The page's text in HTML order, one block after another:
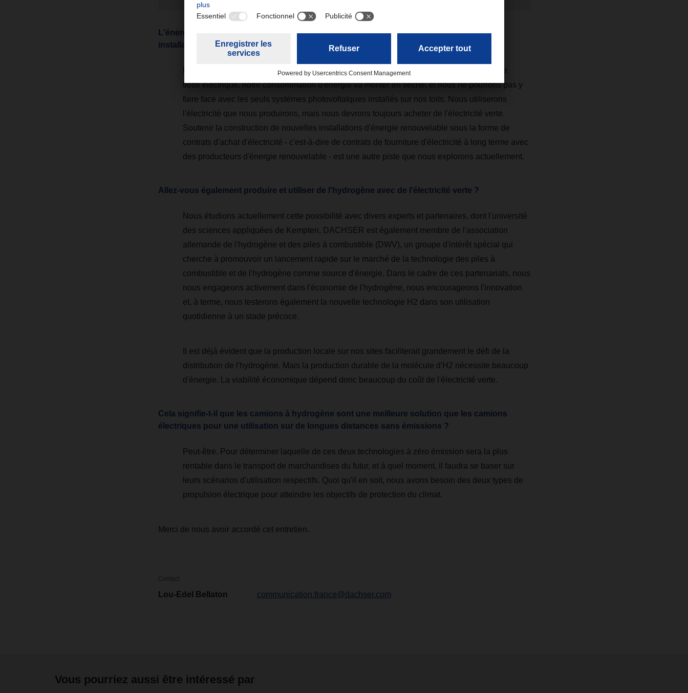
L'énergie produite les jours ensoleillés est-elle suffisante pour couvrir la demande de vos
installations, en particulier les nouvelles voitures et camions électriques ?
Malheureusement non. Nous avons déjà fait le calcul : si nous passons entièrement à une
flotte électrique, notre consommation d'énergie va monter en flèche, et nous ne pourrons pas y
faire face avec les seuls systèmes photovoltaïques installés sur nos toits. Nous utiliserons
l'électricité que nous produirons, mais nous devrons toujours acheter de l'électricité verte.
Soutenir la construction de nouvelles installations d'énergie renouvelable sous la forme de
contrats d'achat d'électricité - c'est-à-dire de contrats de fourniture d'électricité à long terme avec
des producteurs d'énergie renouvelable - est une autre piste que nous explorons actuellement.
Allez-vous également produire et utiliser de l'hydrogène avec de l'électricité verte ?
Nous étudions actuellement cette possibilité avec divers experts et partenaires, dont l'université
des sciences appliquées de Kempten. DACHSER est également membre de l'association
allemande de l'hydrogène et des piles à combustible (DWV), un groupe d'intérêt spécial qui
cherche à promouvoir un lancement rapide sur le marché de la technologie des piles à
combustible et de l'hydrogène comme source d'énergie. Dans le cadre de ces partenariats, nous
nous engageons activement dans l'économie de l'hydrogène, nous encourageons l'innovation
et, à terme, nous testerons également la nouvelle technologie H2 dans son utilisation
quotidienne à un stade précoce.
Il est déjà évident que la production locale sur nos sites faciliterait grandement le défi de la
distribution de l'hydrogène. Mais la production durable de la molécule d'H2 nécessite beaucoup
d'énergie. La viabilité économique dépend donc beaucoup du coût de l'électricité verte.
Cela signifie-t-il que les camions à hydrogène sont une meilleure solution que les camions
électriques pour une utilisation sur de longues distances sans émissions ?
Peut-être. Pour déterminer laquelle de ces deux technologies à zéro émission sera la plus
rentable dans le transport de marchandises du futur, et à quel moment, il faudra se baser sur
leurs scénarios d'utilisation respectifs. Quoi qu'il en soit, nous avons besoin des deux types de
propulsion électrique pour atteindre les objectifs de protection du climat.
Merci de nous avoir accordé cet entretien.
Contact
Lou-Edel Bellaton communication.france@dachser.com
Vous pourriez aussi être intéressé par